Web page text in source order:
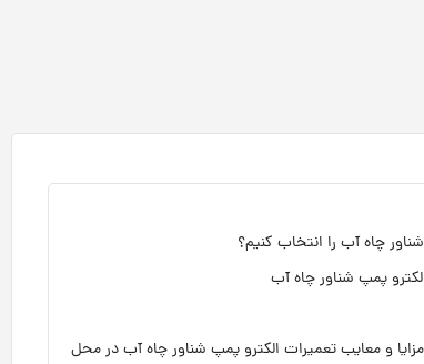
چاه آب را انتخاب کنیم؟
پمپ شناور چاه آب
مزایا و معایب تعمیرات الکترو پمپ شناور چاه آب در محل